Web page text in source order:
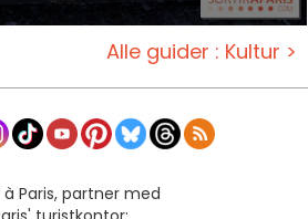
Alle guider : Kultur >
à Paris, partner med